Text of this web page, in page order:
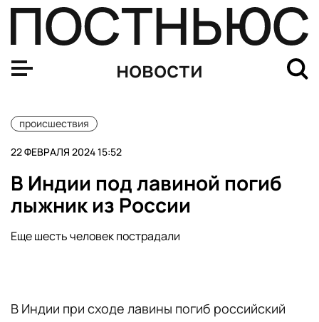
новости
происшествия
22 ФЕВРАЛЯ 2024 15:52
В Индии под лавиной погиб
лыжник из России
Еще шесть человек пострадали
В Индии при сходе лавины погиб российский
NYT: Полиция Испании подтвердила гибель